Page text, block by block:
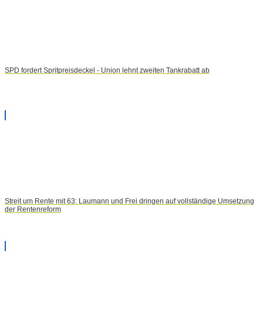
SPD fordert Spritpreisdeckel - Union lehnt zweiten Tankrabatt ab
Streit um Rente mit 63: Laumann und Frei dringen auf vollständige Umsetzung
der Rentenreform